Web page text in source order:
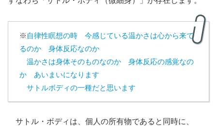
※ 自律性瞑想の時 今感じている温かさは心から来て
るのか 身体反応なのか
温かさは身体そのものなのか 身体反応の感覚なの
か あいまいになります
サトルボディの一種だと思います
サトル・ボディは、個人の所有物であると同時に、